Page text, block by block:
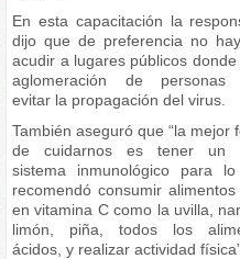
En esta capacitación la
dijo que de preferencia no
acudir a lugares públicos
aglomeración de personas
evitar la propagación del virus.
También aseguró que “la mejor
de cuidarnos es tener un
sistema inmunológico para
recomendó consumir
en vitamina C como la uvilla,
limón, piña, todos los
ácidos, y realizar actividad